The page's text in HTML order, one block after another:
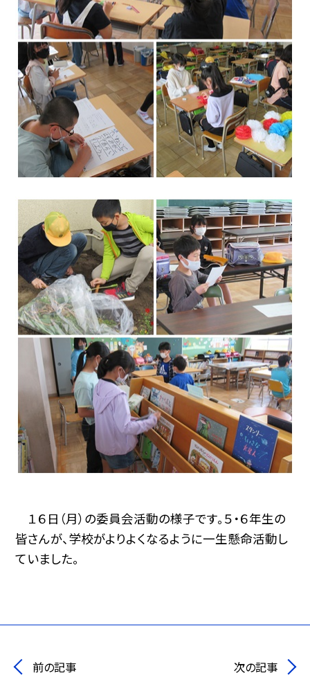
１６日（月）の委員会活動の様子です。５・６年生の
皆さんが、学校がよりよくなるように一生懸命活動し
ていました。
前の記事 次の記事